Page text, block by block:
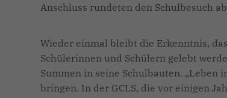
Anschluss rundeten den Schulbesuch
Wieder einmal bleibt die Erkenntnis,
Schülerinnen und Schülern gelebt
Summen in seine Schulbauten. „Leben
bringen. In der GCLS, die vor einigen